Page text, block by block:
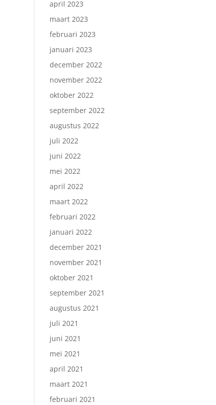
april 2023
maart 2023
februari 2023
januari 2023
december 2022
november 2022
oktober 2022
september 2022
augustus 2022
juli 2022
juni 2022
mei 2022
april 2022
maart 2022
februari 2022
januari 2022
december 2021
november 2021
oktober 2021
september 2021
augustus 2021
juli 2021
juni 2021
mei 2021
april 2021
maart 2021
februari 2021